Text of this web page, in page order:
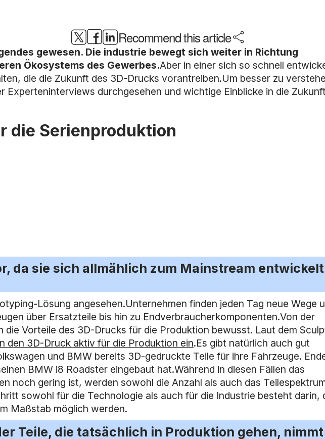
Recommend this article
gewesen. Die industrie bewegt sich weiter in Richtung
Ökosystems des Gewerbes.Aber in einer sich so schnell
die die Zukunft des 3D-Drucks vorantreiben.Um besser zu
durchgesehen und wichtige Einblicke in die
die Serienproduktion
da sie sich allmählich zum Mainstream
Lösung angesehen.Unternehmen finden jeden Tag neue Wege
über Ersatzteile bis hin zu Endverbraucherkomponenten.Von der
Vorteile des 3D-Drucks für die Produktion bewusst. Laut dem
den 3D-Druck aktiv für die Produktion ein.Es gibt natürlich auch gut
und BMW bereits 3D-gedruckte Teile für ihre Fahrzeuge.
BMW i8 Roadster eingebaut hat.Während in diesen Fällen das
noch gering ist, werden sowohl die Anzahl als auch das
sowohl für die Technologie als auch für die Industrie besteht darin,
Maßstab möglich werden.
Teile, die tatsächlich in Produktion gehen, nimmt